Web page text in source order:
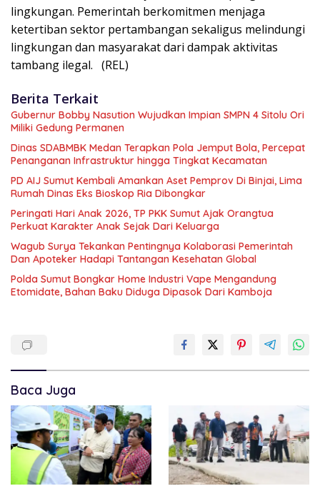
lingkungan. Pemerintah berkomitmen menjaga
ketertiban sektor pertambangan sekaligus melindungi
lingkungan dan masyarakat dari dampak aktivitas
tambang ilegal. (REL)
Berita Terkait
Gubernur Bobby Nasution Wujudkan Impian SMPN 4 Sitolu Ori
Miliki Gedung Permanen
Dinas SDABMBK Medan Terapkan Pola Jemput Bola, Percepat
Penanganan Infrastruktur hingga Tingkat Kecamatan
PD AIJ Sumut Kembali Amankan Aset Pemprov Di Binjai, Lima
Rumah Dinas Eks Bioskop Ria Dibongkar
Peringati Hari Anak 2026, TP PKK Sumut Ajak Orangtua
Perkuat Karakter Anak Sejak Dari Keluarga
Wagub Surya Tekankan Pentingnya Kolaborasi Pemerintah
Dan Apoteker Hadapi Tantangan Kesehatan Global
Polda Sumut Bongkar Home Industri Vape Mengandung
Etomidate, Bahan Baku Diduga Dipasok Dari Kamboja
Baca Juga